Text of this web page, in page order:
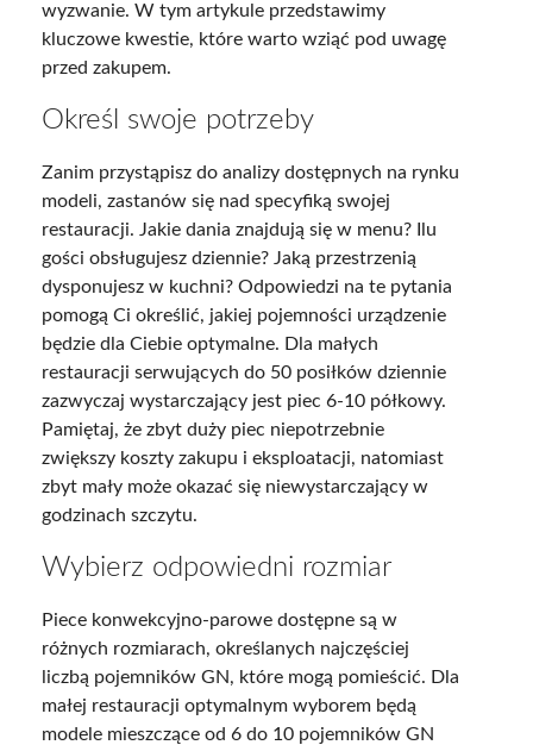
wyzwanie. W tym artykule przedstawimy
kluczowe kwestie, które warto wziąć pod uwagę
przed zakupem.
Określ swoje potrzeby
Zanim przystąpisz do analizy dostępnych na rynku
modeli, zastanów się nad specyfiką swojej
restauracji. Jakie dania znajdują się w menu? Ilu
gości obsługujesz dziennie? Jaką przestrzenią
dysponujesz w kuchni? Odpowiedzi na te pytania
pomogą Ci określić, jakiej pojemności urządzenie
będzie dla Ciebie optymalne. Dla małych
restauracji serwujących do 50 posiłków dziennie
zazwyczaj wystarczający jest piec 6-10 półkowy.
Pamiętaj, że zbyt duży piec niepotrzebnie
zwiększy koszty zakupu i eksploatacji, natomiast
zbyt mały może okazać się niewystarczający w
godzinach szczytu.
Wybierz odpowiedni rozmiar
Piece konwekcyjno-parowe dostępne są w
różnych rozmiarach, określanych najczęściej
liczbą pojemników GN, które mogą pomieścić. Dla
małej restauracji optymalnym wyborem będą
modele mieszczące od 6 do 10 pojemników GN